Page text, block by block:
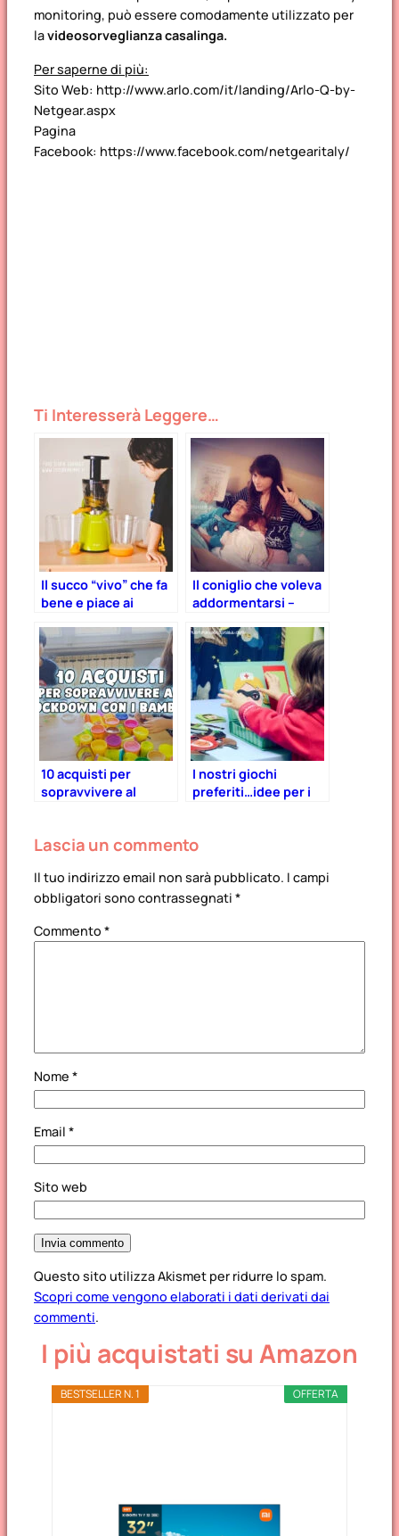
monitoring, può essere comodamente utilizzato per
lavideosorveglianza casalinga.
Per saperne di più:
Sito Web: http://www.arlo.com/it/landing/Arlo-Q-by-
Netgear.aspx
Pagina
Facebook: https://www.facebook.com/netgearitaly/
Ti Interesserà Leggere…
Il succo “vivo” che fa
bene e piace ai
di frutta Essenzia
Il coniglio che voleva
addormentarsi –
che fa dormire i
bambini.
10 acquisti per
sopravvivere al
I nostri giochi
preferiti…idee per i
Lascia un commento
Il tuo indirizzo email non sarà pubblicato. I campi
obbligatori sono contrassegnati *
Commento *
Nome *
Email *
Sito web
Questo sito utilizza Akismet per ridurre lo spam.
Scopri come vengono elaborati i dati derivati dai
commenti.
I più acquistati su Amazon
OFFERTA
BESTSELLER N. 1